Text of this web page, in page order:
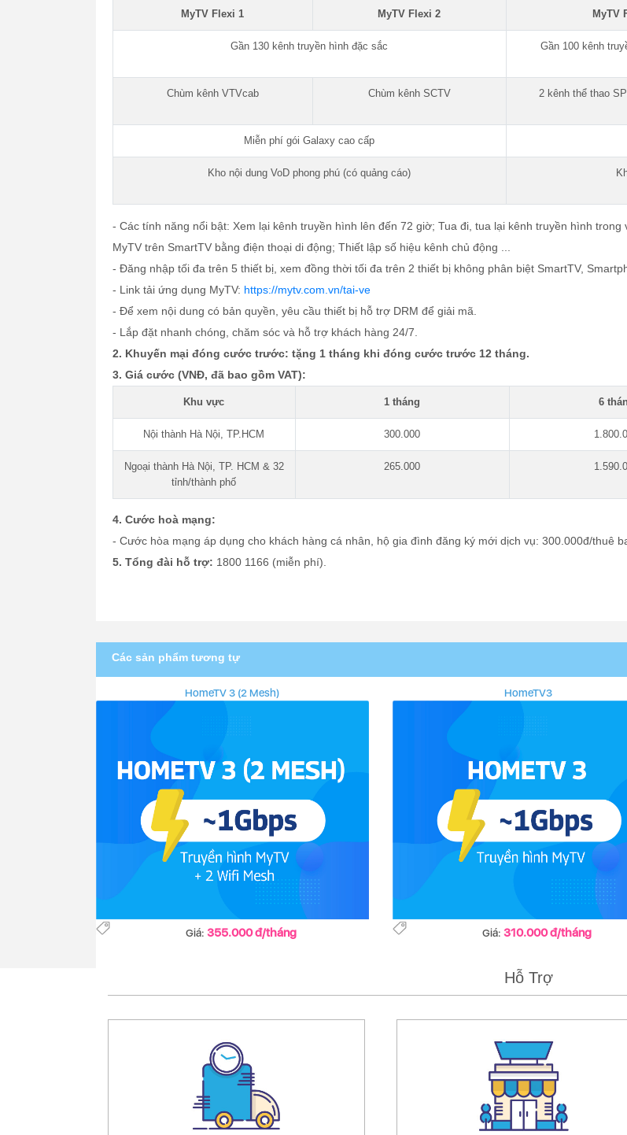
MyTV Flexi 1 MyTV Flexi 2 MyTV
Gần 130 kênh truyền hình đặc sắc Gần 100 kênh
Chùm kênh VTVcab Chùm kênh SCTV 2 kênh thể thao
Miễn phí gói Galaxy cao cấp
Kho nội dung VoD phong phú (có quảng cáo)
- Các tính năng nổi bật: Xem lại kênh truyền hình lên đến 72 giờ; Tua đi, tua lại kênh truyền hình
MyTV trên SmartTV bằng điện thoại di động; Thiết lập số hiệu kênh chủ động ...
- Đăng nhập tối đa trên 5 thiết bị, xem đồng thời tối đa trên 2 thiết bị không phân biệt SmartTV,
- Link tải ứng dụng MyTV: https://mytv.com.vn/tai-ve
- Để xem nội dung có bản quyền, yêu cầu thiết bị hỗ trợ DRM để giải mã.
- Lắp đặt nhanh chóng, chăm sóc và hỗ trợ khách hàng 24/7.
2. Khuyến mại đóng cước trước: tặng 1 tháng khi đóng cước trước 12 tháng.
3. Giá cước (VNĐ, đã bao gồm VAT):
Khu vực 1 tháng 6
Nội thành Hà Nội, TP.HCM 300.000
Ngoại thành Hà Nội, TP. HCM & 32
tỉnh/thành phố
265.000
4. Cước hoà mạng:
- Cước hòa mạng áp dụng cho khách hàng cá nhân, hộ gia đình đăng ký mới dịch vụ: 300.000đ/thuê
5. Tổng đài hỗ trợ: 1800 1166 (miễn phí).
Các sản phẩm tương tự
HomeTV 3 (2 Mesh)
Giá: 355.000 đ/tháng
HomeTV3
Giá:310.000 đ/tháng
Hỗ Trợ